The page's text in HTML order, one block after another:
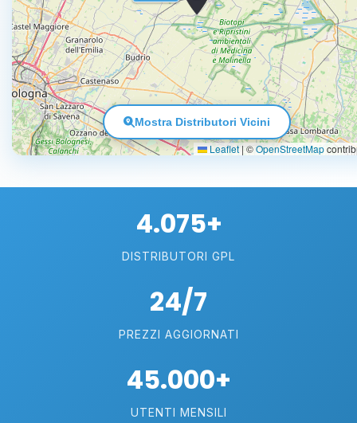
Leaflet| ©OpenStreetMap
Mostra Distributori Vicini
4.075+
DISTRIBUTORI GPL
24/7
PREZZI AGGIORNATI
45.000+
UTENTI MENSILI